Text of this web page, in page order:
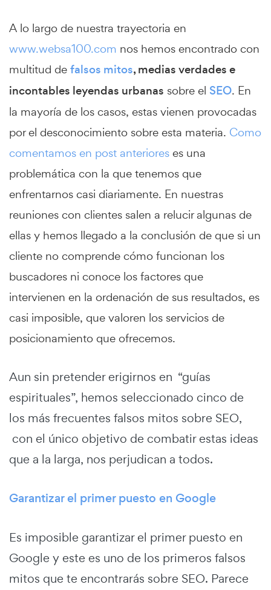
A lo largo de nuestra trayectoria en
www.websa100.com nos hemos encontrado con
multitud de falsos mitos, medias verdades e
incontables leyendas urbanas sobre el SEO. En
la mayoría de los casos, estas vienen provocadas
por el desconocimiento sobre esta materia. Como
comentamos en post anteriores es una
problemática con la que tenemos que
enfrentarnos casi diariamente. En nuestras
reuniones con clientes salen a relucir algunas de
ellas y hemos llegado a la conclusión de que si un
cliente no comprende cómo funcionan los
buscadores ni conoce los factores que
intervienen en la ordenación de sus resultados, es
casi imposible, que valoren los servicios de
posicionamiento que ofrecemos.
Aun sin pretender erigirnos en “guías
espirituales”, hemos seleccionado cinco de
los más frecuentes falsos mitos sobre SEO,
con el único objetivo de combatir estas ideas
que a la larga, nos perjudican a todos.
Garantizar el primer puesto en Google
Es imposible garantizar el primer puesto en
Google y este es uno de los primeros falsos
mitos que te encontrarás sobre SEO. Parece